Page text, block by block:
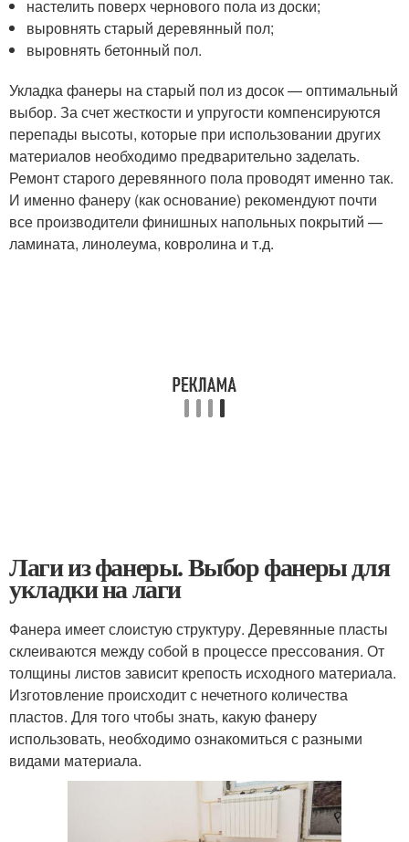
настелить поверх чернового пола из доски;
выровнять старый деревянный пол;
выровнять бетонный пол.
Укладка фанеры на старый пол из досок — оптимальный
выбор. За счет жесткости и упругости компенсируются
перепады высоты, которые при использовании других
материалов необходимо предварительно заделать.
Ремонт старого деревянного пола проводят именно так.
И именно фанеру (как основание) рекомендуют почти
все производители финишных напольных покрытий —
ламината, линолеума, ковролина и т.д.
Лаги из фанеры. Выбор фанеры для
укладки на лаги
Фанера имеет слоистую структуру. Деревянные пласты
склеиваются между собой в процессе прессования. От
толщины листов зависит крепость исходного материала.
Изготовление происходит с нечетного количества
пластов. Для того чтобы знать, какую фанеру
использовать, необходимо ознакомиться с разными
видами материала.